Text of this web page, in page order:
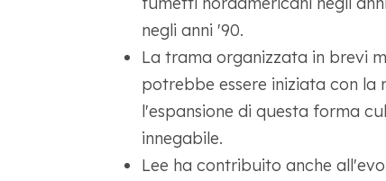
negli anni '90.
La trama organizzata in brevi
potrebbe essere iniziata con la
l'espansione di questa forma
innegabile.
Lee ha contribuito anche